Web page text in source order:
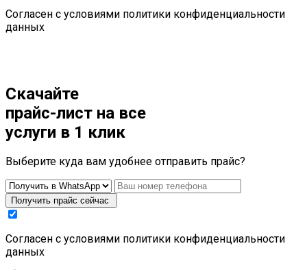
Cогласен с условиями политики конфиденциальности
данных
Скачайте
прайс-лист на все
услуги в 1 клик
Выберите куда вам удобнее отправить прайс?
Получить прайс сейчас
Cогласен с условиями политики конфиденциальности
данных